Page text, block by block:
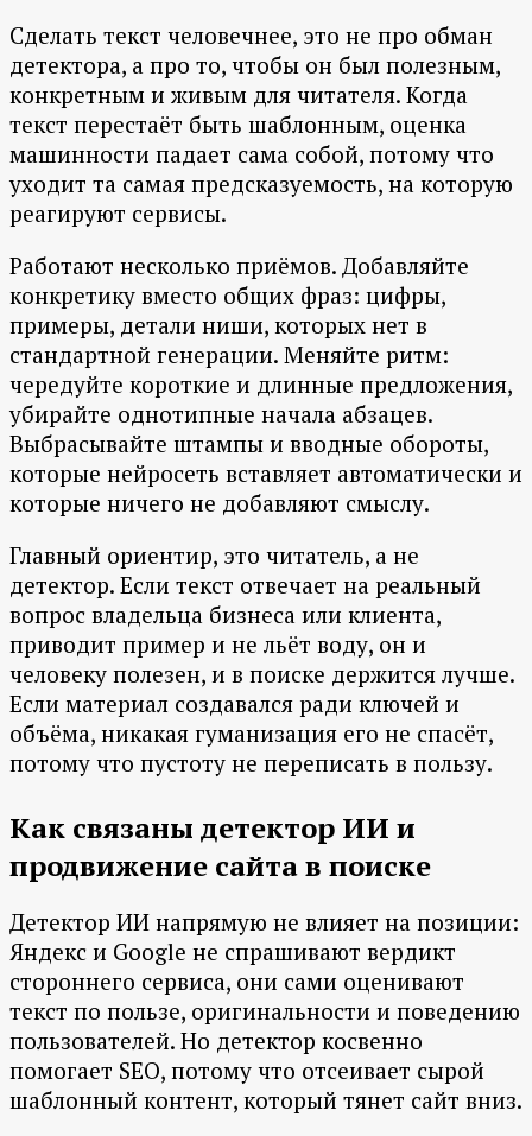
Сделать текст человечнее, это не про обман
детектора, а про то, чтобы он был полезным,
конкретным и живым для читателя. Когда
текст перестаёт быть шаблонным, оценка
машинности падает сама собой, потому что
уходит та самая предсказуемость, на которую
реагируют сервисы.
Работают несколько приёмов. Добавляйте
конкретику вместо общих фраз: цифры,
примеры, детали ниши, которых нет в
стандартной генерации. Меняйте ритм:
чередуйте короткие и длинные предложения,
убирайте однотипные начала абзацев.
Выбрасывайте штампы и вводные обороты,
которые нейросеть вставляет автоматически и
которые ничего не добавляют смыслу.
Главный ориентир, это читатель, а не
детектор. Если текст отвечает на реальный
вопрос владельца бизнеса или клиента,
приводит пример и не льёт воду, он и
человеку полезен, и в поиске держится лучше.
Если материал создавался ради ключей и
объёма, никакая гуманизация его не спасёт,
потому что пустоту не переписать в пользу.
Как связаны детектор ИИ и
продвижение сайта в поиске
Детектор ИИ напрямую не влияет на позиции:
Яндекс и Google не спрашивают вердикт
стороннего сервиса, они сами оценивают
текст по пользе, оригинальности и поведению
пользователей. Но детектор косвенно
помогает SEO, потому что отсеивает сырой
шаблонный контент, который тянет сайт вниз.